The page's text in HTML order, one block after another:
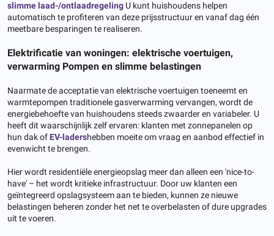
slimme laad-/ontlaadregeling U kunt huishoudens helpen
automatisch te profiteren van deze prijsstructuur en vanaf dag één
meetbare besparingen te realiseren.
Elektrificatie van woningen: elektrische voertuigen,
verwarming Pompen en slimme belastingen
Naarmate de acceptatie van elektrische voertuigen toeneemt en
warmtepompen traditionele gasverwarming vervangen, wordt de
energiebehoefte van huishoudens steeds zwaarder en variabeler. U
heeft dit waarschijnlijk zelf ervaren: klanten met zonnepanelen op
hun dak of EV-ladershebben moeite om vraag en aanbod effectief in
evenwicht te brengen.
Hier wordt residentiële energieopslag meer dan alleen een 'nice-to-
have' – het wordt kritieke infrastructuur. Door uw klanten een
geïntegreerd opslagsysteem aan te bieden, kunnen ze nieuwe
belastingen beheren zonder het net te overbelasten of dure upgrades
uit te voeren.